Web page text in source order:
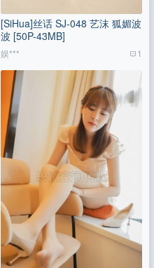
[SiHua]丝话 SJ-048 艺沫 狐媚波
波 [50P-43MB]
娱*** 1